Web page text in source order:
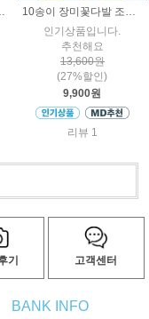
인기상품입니다.
추천해요
13,600원
(27%할인)
9,900원
리뷰 1
기 고객센터
BANK INFO